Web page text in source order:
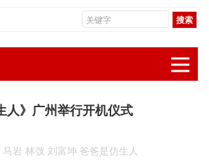
人》广州举行开机仪式
马岩 林弢 刘富坤 爸爸是仿生人